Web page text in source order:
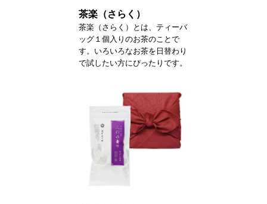
茶楽（さらく）
茶楽（さらく）とは、ティーバ
ッグ１個入りのお茶のことで
す。いろいろなお茶を日替わり
で試したい方にぴったりです。